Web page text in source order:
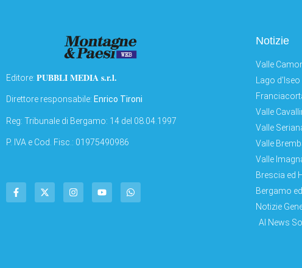
Editore: PUBBLI MEDIA s.r.l.
Direttore responsabile: Enrico Tironi
Reg: Tribunale di Bergamo: 14 del 08.04.1997
P. IVA e Cod. Fisc.: 01975490986
Notizie
Valle
Lago d'Iseo
Valle
Valle
Valle
Valle
Brescia ed
Bergamo
Notizie
AI News